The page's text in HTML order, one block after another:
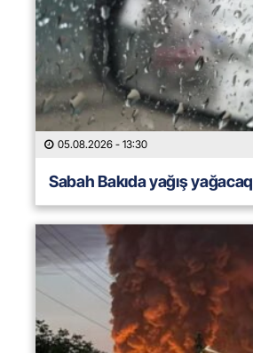
05.08.2026 - 13:30
Sabah Bakıda yağış yağacaq